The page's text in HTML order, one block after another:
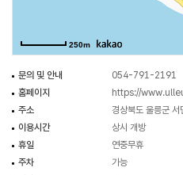
일부가 붕괴된 후 중력에 의해 아래로
이처럼 암반이 수직으로 깨져 아래로 떨
울릉도에는 몽돌해안이 발달하는데, 버
250m
문의 및 안내
054-791-2191
홈페이지
https://
주소
경상북도 울릉군
이용시간
상시 개방
휴일
연중무휴
주차
가능